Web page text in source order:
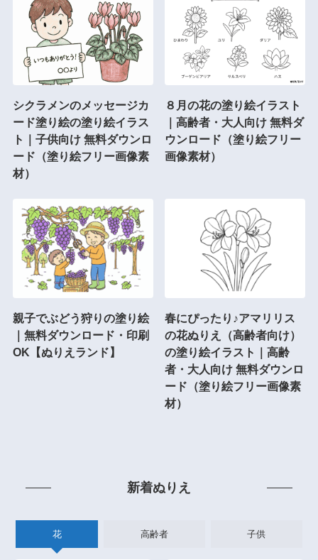
シクラメンのメッセージカ
ード塗り絵の塗り絵イラス
ト｜子供向け 無料ダウンロ
ード（塗り絵フリー画像素
材）
８月の花の塗り絵イラスト
｜高齢者・大人向け 無料ダ
ウンロード（塗り絵フリー
画像素材）
親子でぶどう狩りの塗り絵
｜無料ダウンロード・印刷
OK【ぬりえランド】
春にぴったり♪アマリリス
の花ぬりえ（高齢者向け）
の塗り絵イラスト｜高齢
者・大人向け 無料ダウンロ
ード（塗り絵フリー画像素
材）
新着ぬりえ
花 高齢者 子供